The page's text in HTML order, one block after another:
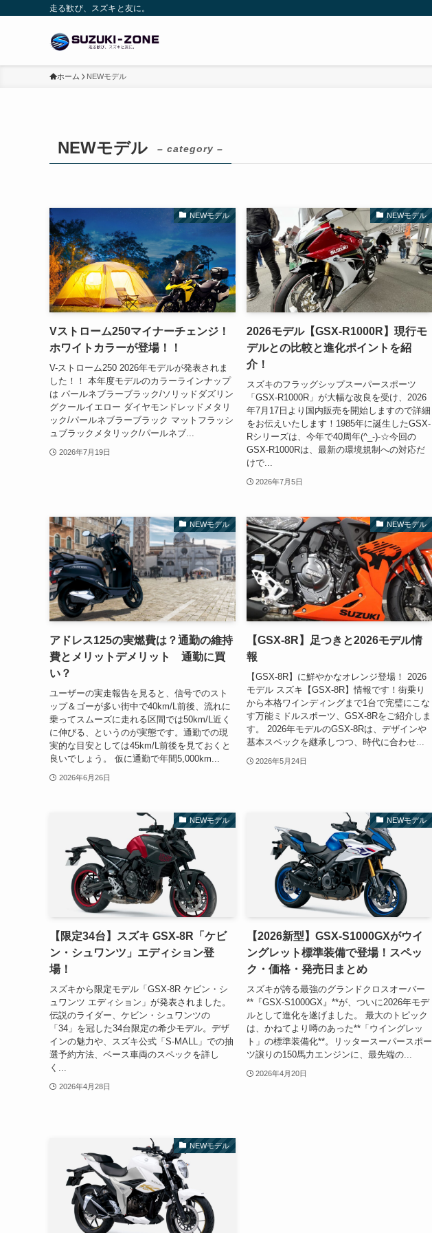
走る歓び、スズキと友に。
ホーム NEWモデル
NEWモデル – category –
NEWモデル
Vストローム250マイナーチェンジ！
ホワイトカラーが登場！！
V-ストローム250 2026年モデルが発表されま
した！！ 本年度モデルのカラーラインナップ
は パールネブラーブラック/ソリッドダズリン
グクールイエロー ダイヤモンドレッドメタリ
ック/パールネブラーブラック マットフラッシ
ュブラックメタリック/パールネブ...
2026年7月19日
NEWモデル
2026モデル【GSX-R1000R】現行モ
デルとの比較と進化ポイントを紹
介！
スズキのフラッグシップスーパースポーツ
「GSX-R1000R」が大幅な改良を受け、2026
年7月17日より国内販売を開始しますので詳細
をお伝えいたします！1985年に誕生したGSX-
Rシリーズは、今年で40周年(^_-)-☆今回の
GSX-R1000Rは、最新の環境規制への対応だ
けで...
2026年7月5日
NEWモデル
アドレス125の実燃費は？通勤の維持
費とメリットデメリット 通勤に買
い？
ユーザーの実走報告を見ると、信号でのスト
ップ＆ゴーが多い街中で40km/L前後、流れに
乗ってスムーズに走れる区間では50km/L近く
に伸びる、というのが実態です。通勤での現
実的な目安としては45km/L前後を見ておくと
良いでしょう。 仮に通勤で年間5,000km...
2026年6月26日
NEWモデル
【GSX-8R】足つきと2026モデル情
報
【GSX-8R】に鮮やかなオレンジ登場！ 2026
モデル スズキ【GSX-8R】情報です！街乗り
から本格ワインディングまで1台で完璧にこな
す万能ミドルスポーツ、GSX-8Rをご紹介しま
す。 2026年モデルのGSX-8Rは、デザインや
基本スペックを継承しつつ、時代に合わせ...
2026年5月24日
NEWモデル
【限定34台】スズキ GSX-8R「ケビ
ン・シュワンツ」エディション登
場！
スズキから限定モデル「GSX-8R ケビン・シ
ュワンツ エディション」が発表されました。
伝説のライダー、ケビン・シュワンツの
「34」を冠した34台限定の希少モデル。デザ
インの魅力や、スズキ公式「S-MALL」での抽
選予約方法、ベース車両のスペックを詳し
く...
2026年4月28日
NEWモデル
【2026新型】GSX-S1000GXがウイ
ングレット標準装備で登場！スペッ
ク・価格・発売日まとめ
スズキが誇る最強のグランドクロスオーバー
**『GSX-S1000GX』**が、ついに2026年モデ
ルとして進化を遂げました。 最大のトピック
は、かねてより噂のあった**「ウイングレッ
ト」の標準装備化**。リッタースーパースポー
ツ譲りの150馬力エンジンに、最先端の...
2026年4月20日
NEWモデル